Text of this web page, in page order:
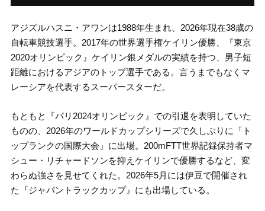
アジズルハスニ・アワンは1988年生まれ、2026年現在38歳の
自転車競技選手。2017年の世界選手権ケイリン優勝、『東京
2020オリンピック』ケイリン銀メダルの実績を持つ、男子短
距離におけるアジアのトップ選手である。言うまでもなくマ
レーシアを代表するスーパースターだ。
もともと『パリ2024オリンピック』での引退を表明していた
ものの、2026年のワールドカップシリーズで久しぶりに「ト
ップランクの国際大会」に出場。200mFTT世界記録保持者マ
シュー・リチャードソンを抑えケイリンで優勝するなど、変
わらぬ強さを見せてくれた。2026年5月には伊豆で開催され
た『ジャパントラックカップ』にも出場している。